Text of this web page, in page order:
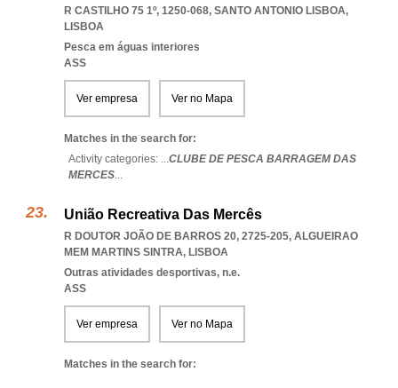
R CASTILHO 75 1º, 1250-068, SANTO ANTONIO LISBOA,
LISBOA
Pesca em águas interiores
ASS
Ver empresa Ver no Mapa
Matches in the search for:
Activity categories: ...CLUBE DE PESCA BARRAGEM DAS
MERCES...
União Recreativa Das Mercês
R DOUTOR JOÃO DE BARROS 20, 2725-205, ALGUEIRAO
MEM MARTINS SINTRA, LISBOA
Outras atividades desportivas, n.e.
ASS
Ver empresa Ver no Mapa
Matches in the search for: